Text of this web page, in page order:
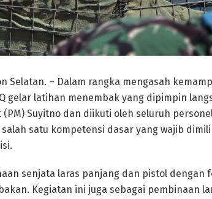
Selatan. – Dalam rangka mengasah
gelar latihan menembak yang dipimpin
Suyitno dan diikuti oleh seluruh
satu kompetensi dasar yang wajib
senjata laras panjang dan pistol dengan
Kegiatan ini juga sebagai pembinaan